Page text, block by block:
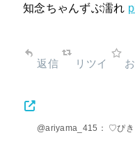
知念ちゃんずぶ濡れ
返信 リツイ
@ariyama_415： ♡ぴ